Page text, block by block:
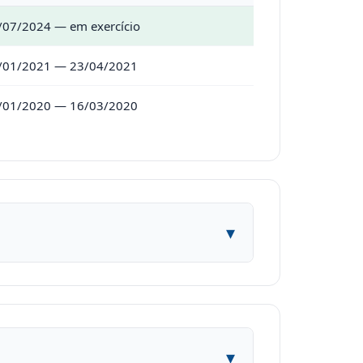
2024 — em exercício
2021 — 23/04/2021
2020 — 16/03/2020
▾
▾